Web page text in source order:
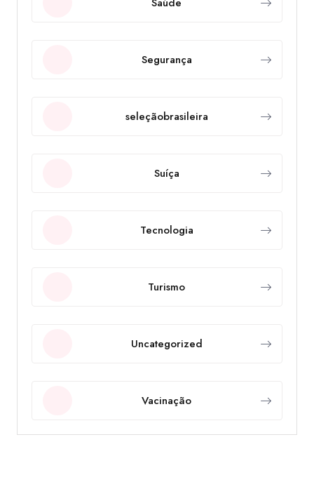
Segurança
seleçãobrasileira
Suíça
Tecnologia
Turismo
Uncategorized
Vacinação